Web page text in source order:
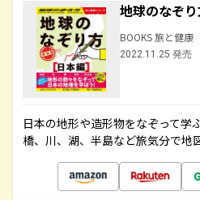
地球のなぞ
BOOKS 旅と健康
2022.11.25 発売
日本の地形や造形物をなぞって学
橋、川、湖、半島など旅気分で地